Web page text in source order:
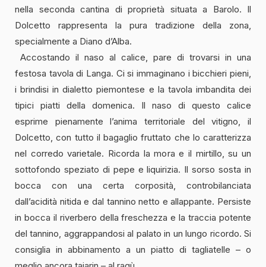
nella seconda cantina di proprietà situata a Barolo. Il
Dolcetto rappresenta la pura tradizione della zona,
specialmente a Diano d’Alba.
Accostando il naso al calice, pare di trovarsi in una
festosa tavola di Langa. Ci si immaginano i bicchieri pieni,
i brindisi in dialetto piemontese e la tavola imbandita dei
tipici piatti della domenica. Il naso di questo calice
esprime pienamente l’anima territoriale del vitigno, il
Dolcetto, con tutto il bagaglio fruttato che lo caratterizza
nel corredo varietale. Ricorda la mora e il mirtillo, su un
sottofondo speziato di pepe e liquirizia. Il sorso sosta in
bocca con una certa corposità, controbilanciata
dall’acidità nitida e dal tannino netto e allappante. Persiste
in bocca il riverbero della freschezza e la traccia potente
del tannino, aggrappandosi al palato in un lungo ricordo. Si
consiglia in abbinamento a un piatto di tagliatelle – o